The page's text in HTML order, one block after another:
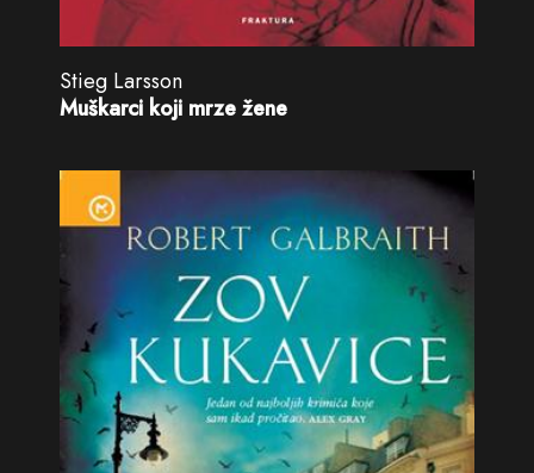
Stieg Larsson
Muškarci koji mrze žene